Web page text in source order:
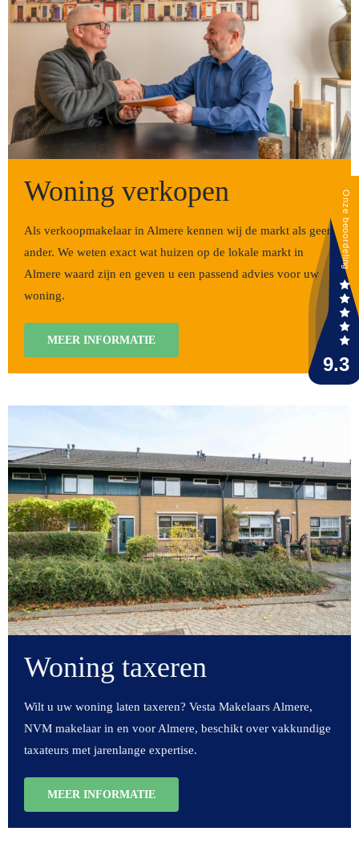
Woning verkopen
Als verkoopmakelaar in Almere kennen wij de markt als geen
ander. We weten exact wat huizen op de lokale markt in
Almere waard zijn en geven u een passend advies voor uw
woning.
MEER INFORMATIE
Woning taxeren
Wilt u uw woning laten taxeren? Vesta Makelaars Almere,
NVM makelaar in en voor Almere, beschikt over vakkundige
taxateurs met jarenlange expertise.
MEER INFORMATIE